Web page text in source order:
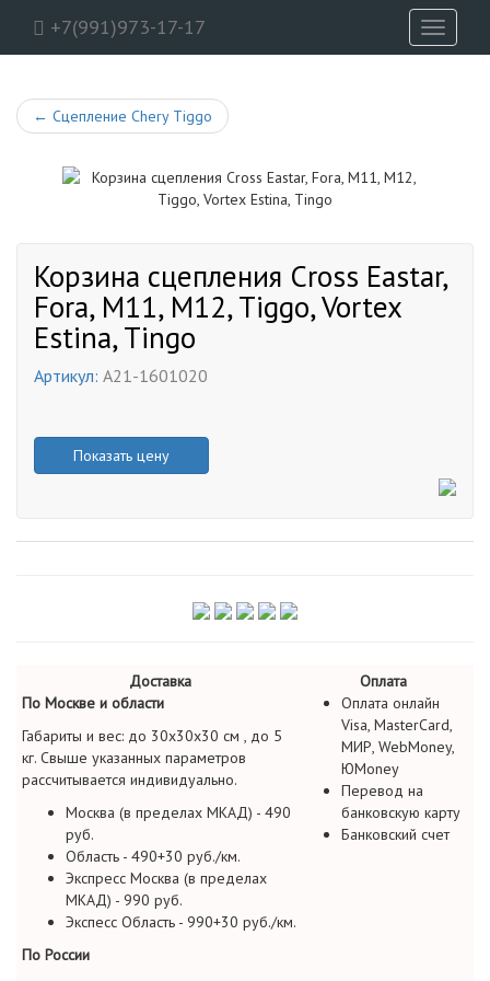
+7(991)973-17-17
Toggle
← Сцепление Chery Tiggo
Корзина сцепления Cross Eastar,
Fora, M11, M12, Tiggo, Vortex
Estina, Tingo
Артикул: A21-1601020
Показать цену
Доставка
Оплата
По Москве и области
Габариты и вес: до 30х30х30 см , до 5
кг. Свыше указанных параметров
рассчитывается индивидуально.
Москва (в пределах МКАД) - 490
руб.
Область - 490+30 руб./км.
Экспресс Москва (в пределах
МКАД) - 990 руб.
Экспесс Область - 990+30 руб./км.
По России
Оплата онлайн
Visa, MasterCard,
МИР, WebMoney,
ЮMoney
Перевод на
банковскую карту
Банковский счет